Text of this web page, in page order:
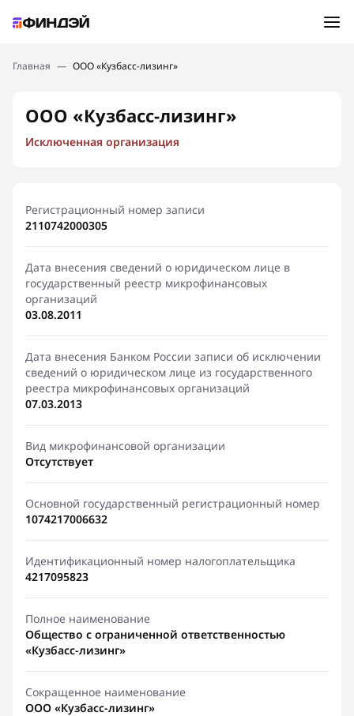
Подбор займа
Новости
Финансовое просвещение
Главная — ООО «Кузбасс-лизинг»
ООО «Кузбасс-лизинг»
Исключенная организация
Регистрационный номер записи
2110742000305
Дата внесения сведений о юридическом лице в
государственный реестр микрофинансовых
организаций
03.08.2011
Дата внесения Банком России записи об исключении
сведений о юридическом лице из государственного
реестра микрофинансовых организаций
07.03.2013
Вид микрофинансовой организации
Отсутствует
Основной государственный регистрационный номер
1074217006632
Идентификационный номер налогоплательщика
4217095823
Полное наименование
Общество с ограниченной ответственностью
«Кузбасс-лизинг»
Сокращенное наименование
ООО «Кузбасс-лизинг»
Ошибка:Контактная форма не найдена.
Спасибо, что написали нам
Мы свяжемся с Вами в ближайшее время и сообщим
результат
Отправить новый запрос